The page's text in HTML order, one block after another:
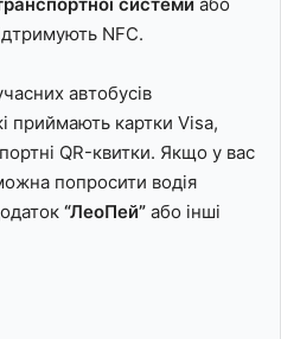
NFC.
автобусів
приймають картки Visa,
QR-квитки. Якщо у вас
попросити водія
“ЛеоПей” або інші